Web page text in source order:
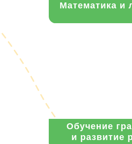
Обучение
и развитие
Математика и